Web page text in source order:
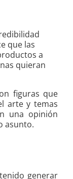
que las
a
quieran
figuras que
arte y temas
una opinión
asunto.
generar